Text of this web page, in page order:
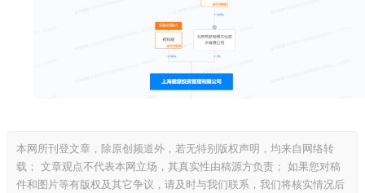
本网所刊登文章，除原创频道外，若无特别版权声明，均来自网络转
载； 文章观点不代表本网立场，其真实性由稿源方负责； 如果您对稿
件和图片等有版权及其它争议，请及时与我们联系，我们将核实情况后